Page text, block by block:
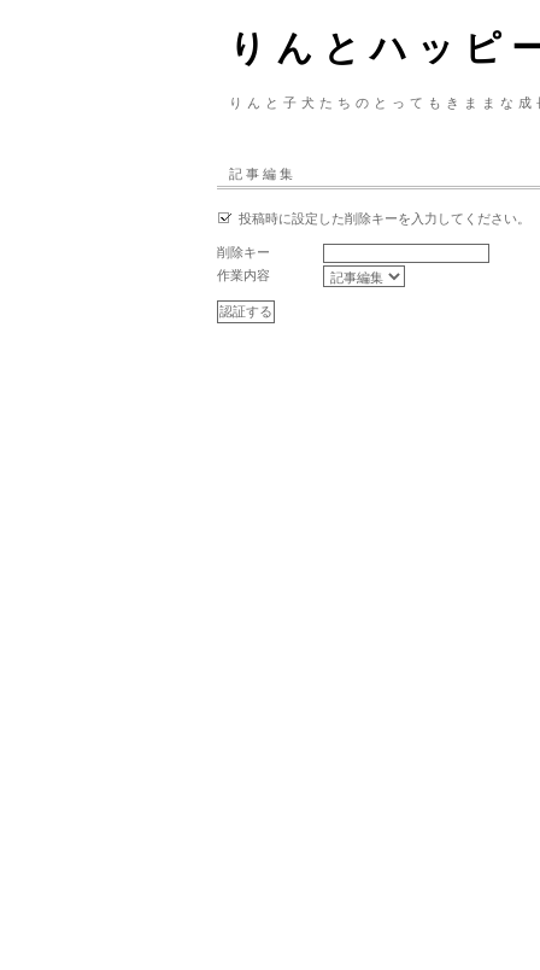
りんとハッピ
りんと子犬たちのとってもきままな
記事編集
投稿時に設定した削除キーを入力してください。
削除キー
作業内容